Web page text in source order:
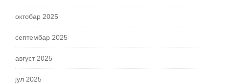
октобар 2025
септембар 2025
август 2025
јул 2025